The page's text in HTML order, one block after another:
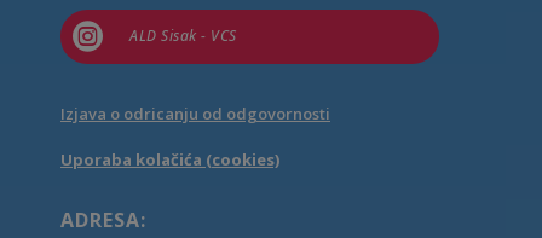
 ALD Sisak - VCS
Izjava o odricanju od odgovornosti
Uporaba kolačića (cookies)
ADRESA: